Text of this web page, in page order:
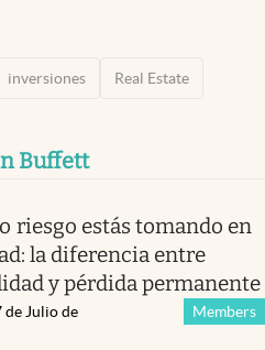
inversiones Real Estate
Buffett
riesgo estás tomando en
la diferencia entre
y pérdida permanente
Members
de Julio de